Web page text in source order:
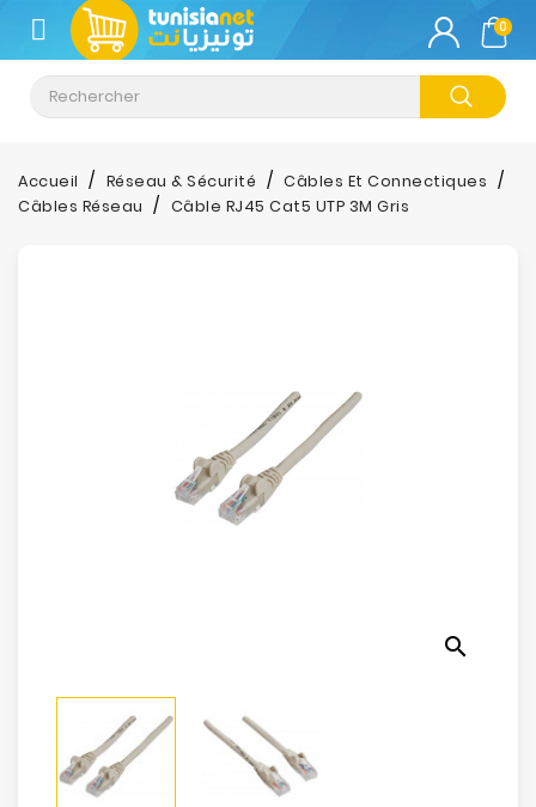
CATÉGORIE
Climatisation
Informatique
Mobilités
0
Accueil Réseau & Sécurité
Câbles Et Connectiques
Câbles Réseau
Câble RJ45 Cat5 UTP 3M Gris
search